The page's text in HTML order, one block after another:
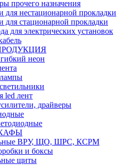
прочего назначения
для нестационарной прокладки
для стационарной прокладки
для электрических установок
неон
led лент
драйверы
ВРУ, ЩО, ШРС, КСРМ
и боксы
щиты